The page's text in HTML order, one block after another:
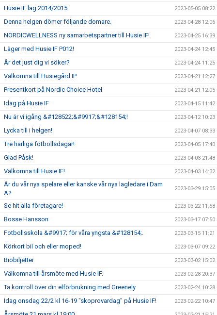
Husie IF lag 2014/2015 2023-05-05 08:22
Denna helgen dömer följande domare. 2023-04-28 12:06
NORDICWELLNESS ny samarbetspartner till Husie IF! 2023-04-25 16:39
Läger med Husie IF P012! 2023-04-24 12:45
Är det just dig vi söker? 2023-04-24 11:25
Välkomna till Husiegård IP 2023-04-21 12:27
Presentkort på Nordic Choice Hotel 2023-04-21 12:05
Idag på Husie IF 2023-04-15 11:42
Nu är vi igång &#128522;&#9917;&#128154;! 2023-04-12 10:23
Lycka till i helgen! 2023-04-07 08:33
Tre härliga fotbollsdagar! 2023-04-05 17:40
Glad Påsk! 2023-04-03 21:48
Välkomna till Husie IF! 2023-04-03 14:32
Är du vår nya spelare eller kanske vår nya lagledare i Dam
A?
2023-03-29 15:05
Se hit alla företagare! 2023-03-22 11:58
Bosse Hansson 2023-03-17 07:50
Fotbollsskola &#9917; för våra yngsta &#128154;. 2023-03-15 11:21
Körkort bil och eller moped! 2023-03-07 09:22
Biobiljetter 2023-03-02 15:02
Välkomna till årsmöte med Husie IF. 2023-02-28 20:37
Ta kontroll över din elförbrukning med Greenely 2023-02-24 10:28
Idag onsdag 22/2 kl 16-19 "skoprovardag" på Husie IF! 2023-02-22 10:47